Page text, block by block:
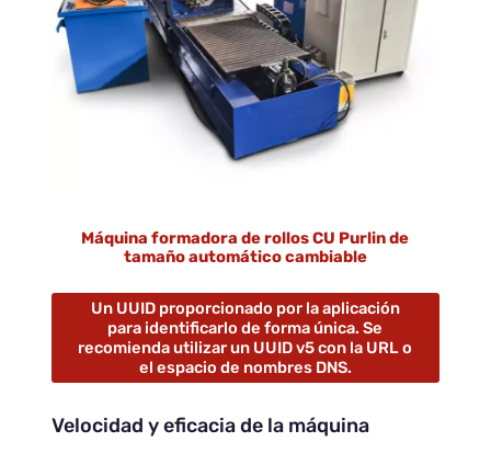
Máquina formadora de rollos CU Purlin de
tamaño automático cambiable
Un UUID proporcionado por la aplicación
para identificarlo de forma única. Se
recomienda utilizar un UUID v5 con la URL o
el espacio de nombres DNS.
Velocidad y eficacia de la máquina